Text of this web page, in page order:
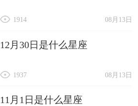
08月13日
1914
12月30日是什么星座
08月13日
1937
11月1日是什么星座